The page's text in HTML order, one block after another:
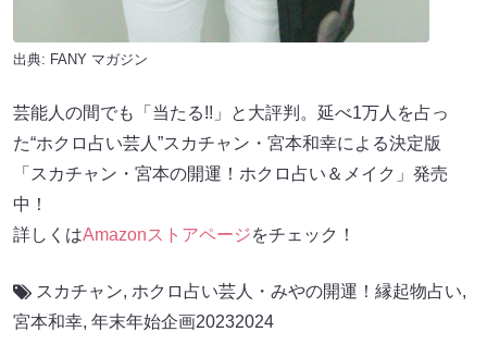
出典: FANY マガジン
芸能人の間でも「当たる!!」と大評判。延べ1万人を占っ
た“ホクロ占い芸人”スカチャン・宮本和幸による決定版
「スカチャン・宮本の開運！ホクロ占い＆メイク」発売
中！
詳しくはAmazonストアページをチェック！
スカチャン, ホクロ占い芸人・みやの開運！縁起物占い,
宮本和幸, 年末年始企画20232024